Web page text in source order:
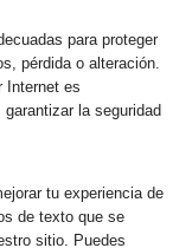
para proteger
pérdida o alteración.
Internet es
la seguridad
tu experiencia de
de texto que se
sitio. Puedes